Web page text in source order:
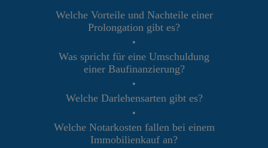
Welche Vorteile und Nachteile einer
Prolongation gibt es?
•
Was spricht für eine Umschuldung
einer Baufinanzierung?
•
Welche Darlehensarten gibt es?
•
Welche Notarkosten fallen bei einem
Immobilienkauf an?